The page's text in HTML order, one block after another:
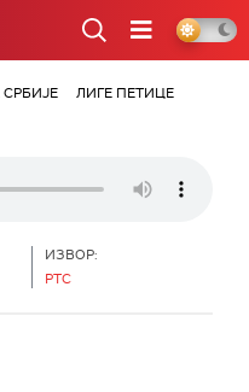
ЛИГЕ ПЕТИЦЕ
ИЗВОР:
РТС